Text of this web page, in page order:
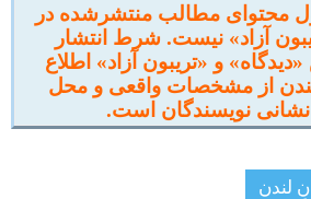
محتوای مطالب منتشرشده در
آزاد» نیست. شرط انتشار
و «تریبون آزاد» اطلاع
از مشخصات واقعی و محل
نشانی نویسندگان است.
لندن